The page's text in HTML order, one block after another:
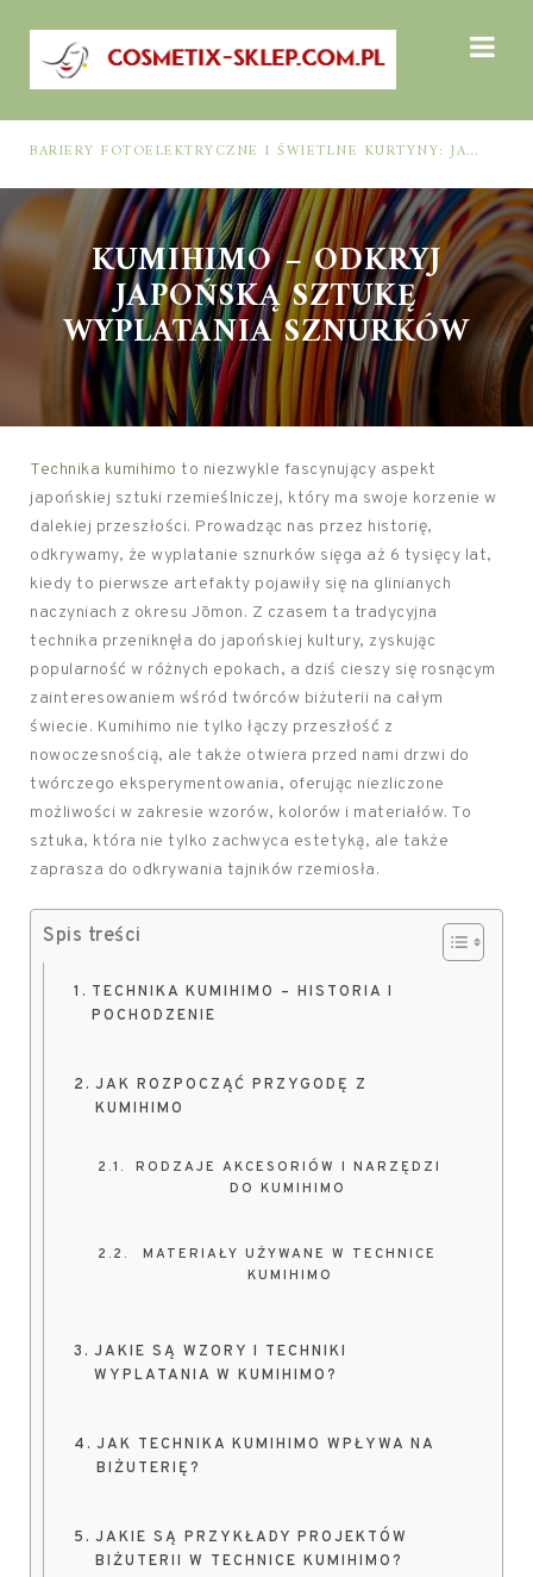
BARIERY FOTOELEKTRYCZNE I ŚWIETLNE KURTYNY: JAK DOBRAĆ ROZWIĄZANIE DO BEZPIECZEŃSTWA FUNKCJONALNEGO (MUTING, BLANKING, TYP 2 I TYP 4)
KUMIHIMO – ODKRYJ
JAPOŃSKĄ SZTUKĘ
WYPLATANIA SZNURKÓW
Technika kumihimo to niezwykle fascynujący aspekt
japońskiej sztuki rzemieślniczej, który ma swoje korzenie w
dalekiej przeszłości. Prowadząc nas przez historię,
odkrywamy, że wyplatanie sznurków sięga aż 6 tysięcy lat,
kiedy to pierwsze artefakty pojawiły się na glinianych
naczyniach z okresu Jōmon. Z czasem ta tradycyjna
technika przeniknęła do japońskiej kultury, zyskując
popularność w różnych epokach, a dziś cieszy się rosnącym
zainteresowaniem wśród twórców biżuterii na całym
świecie. Kumihimo nie tylko łączy przeszłość z
nowoczesnością, ale także otwiera przed nami drzwi do
twórczego eksperymentowania, oferując niezliczone
możliwości w zakresie wzorów, kolorów i materiałów. To
sztuka, która nie tylko zachwyca estetyką, ale także
zaprasza do odkrywania tajników rzemiosła.
Spis treści
TECHNIKA KUMIHIMO – HISTORIA I
POCHODZENIE
JAK ROZPOCZĄĆ PRZYGODĘ Z
KUMIHIMO
RODZAJE AKCESORIÓW I NARZĘDZI
DO KUMIHIMO
MATERIAŁY UŻYWANE W TECHNICE
KUMIHIMO
JAKIE SĄ WZORY I TECHNIKI
WYPLATANIA W KUMIHIMO?
JAK TECHNIKA KUMIHIMO WPŁYWA NA
BIŻUTERIĘ?
JAKIE SĄ PRZYKŁADY PROJEKTÓW
BIŻUTERII W TECHNICE KUMIHIMO?